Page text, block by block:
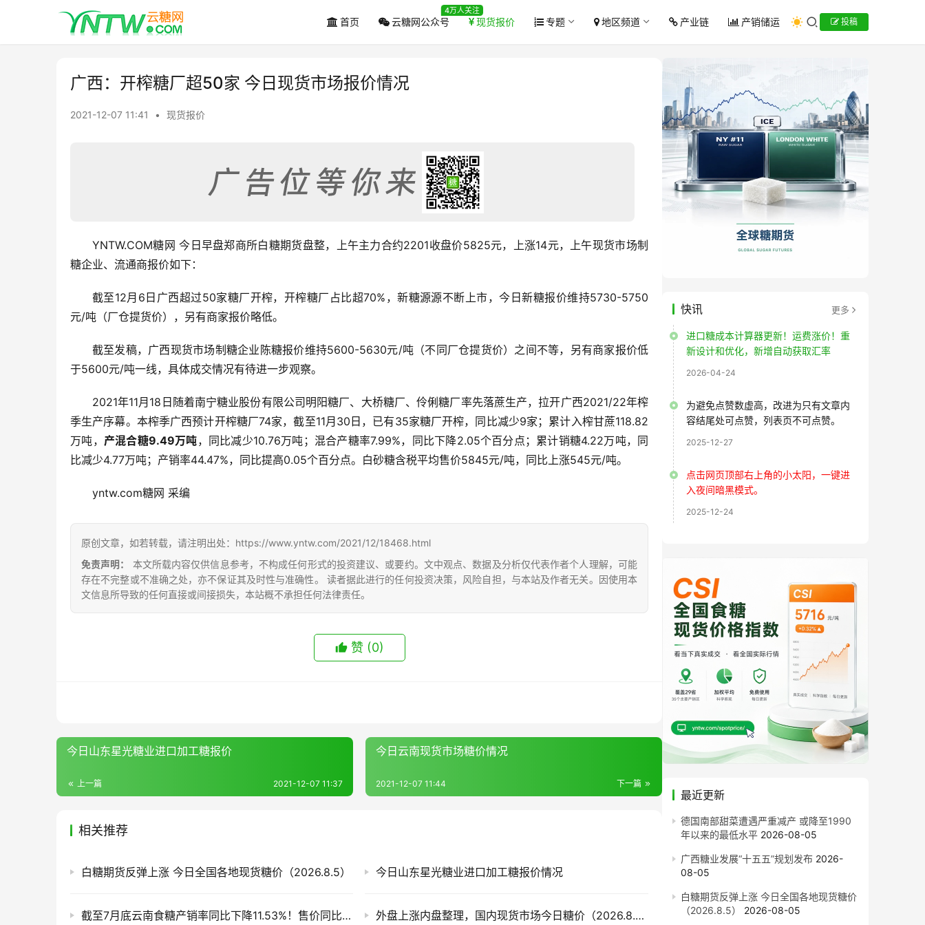
首页 云糖网公众号
4万人关注
现货报价 专题 地区频道 产业链 产销储运 投稿
广西：开榨糖厂超50家 今日现货市场报价情况
2021-12-07 11:41 • 现货报价
YNTW.COM糖网 今日早盘郑商所白糖期货盘整，上午主力合约2201收盘价5825元，上涨14元，上午现货市场制
糖企业、流通商报价如下：
截至12月6日广西超过50家糖厂开榨，开榨糖厂占比超70%，新糖源源不断上市，今日新糖报价维持5730-5750
元/吨（厂仓提货价），另有商家报价略低。
截至发稿，广西现货市场制糖企业陈糖报价维持5600-5630元/吨（不同厂仓提货价）之间不等，另有商家报价低
于5600元/吨一线，具体成交情况有待进一步观察。
2021年11月18日随着南宁糖业股份有限公司明阳糖厂、大桥糖厂、伶俐糖厂率先落蔗生产，拉开广西2021/22年榨
季生产序幕。本榨季广西预计开榨糖厂74家，截至11月30日，已有35家糖厂开榨，同比减少9家；累计入榨甘蔗118.82
万吨， 产混合糖9.49万吨，同比减少10.76万吨；混合产糖率7.99%，同比下降2.05个百分点；累计销糖4.22万吨，同
比减少4.77万吨；产销率44.47%，同比提高0.05个百分点。白砂糖含税平均售价5845元/吨，同比上涨545元/吨。
yntw.com糖网 采编
原创文章，如若转载，请注明出处：https://www.yntw.com/2021/12/18468.html
免责声明：
本文所载内容仅供信息参考，不构成任何形式的投资建议、或要约。文中观点、数据及分析仅代表作者个人理解，可能
存在不完整或不准确之处，亦不保证其及时性与准确性。 读者据此进行的任何投资决策，风险自担，与本站及作者无关。因使用本
文信息所导致的任何直接或间接损失，本站概不承担任何法律责任。
赞 (0)
今日山东星光糖业进口加工糖报价
上一篇 2021-12-07 11:37
今日云南现货市场糖价情况
下一篇
2021-12-07 11:44
相关推荐
白糖期货反弹上涨 今日全国各地现货糖价（2026.8.5） 今日山东星光糖业进口加工糖报价情况
截至7月底云南食糖产销率同比下降11.53%！售价同比下跌900元/吨 外盘上涨内盘整理，国内现货市场今日糖价（2026.8.4）
快讯 更多
进口糖成本计算器更新！运费涨价！重
新设计和优化，新增自动获取汇率
2026-04-24
为避免点赞数虚高，改进为只有文章内
容结尾处可点赞，列表页不可点赞。
2025-12-27
点击网页顶部右上角的小太阳，一键进
入夜间暗黑模式。
2025-12-24
最近更新
德国南部甜菜遭遇严重减产 或降至1990
年以来的最低水平 2026-08-05
广西糖业发展“十五五”规划发布 2026-
08-05
白糖期货反弹上涨 今日全国各地现货糖价
（2026.8.5）
2026-08-05